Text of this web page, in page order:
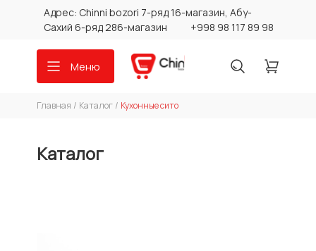
Адрес: Chinni bozori 7-ряд 16-магазин, Абу-
Сахий 6-ряд 286-магазин
+998 98 117 89 98
Меню
Главная / Каталог / Кухонные сито
Каталог